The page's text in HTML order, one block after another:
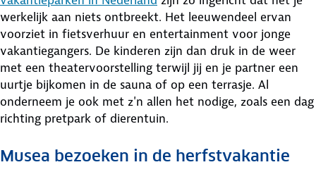
werkelijk aan niets ontbreekt. Het leeuwendeel ervan
voorziet in fietsverhuur en entertainment voor jonge
vakantiegangers. De kinderen zijn dan druk in de weer
met een theatervoorstelling terwijl jij en je partner een
uurtje bijkomen in de sauna of op een terrasje. Al
onderneem je ook met z'n allen het nodige, zoals een dag
richting pretpark of dierentuin.
Musea bezoeken in de herfstvakantie